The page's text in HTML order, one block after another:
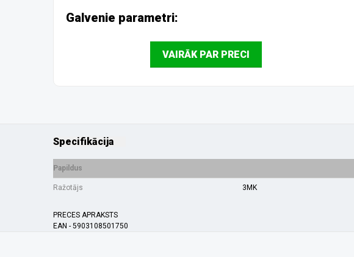
Galvenie parametri:
VAIRĀK PAR PRECI
Specifikācija
Papildus
Ražotājs 3MK
PRECES APRAKSTS
EAN - 5903108501750